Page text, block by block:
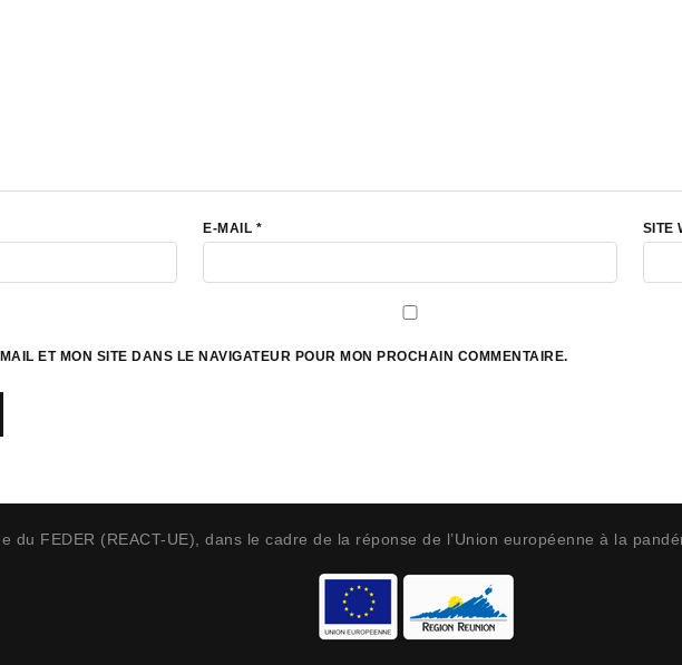
E-MAIL * SITE
ET MON SITE DANS LE NAVIGATEUR POUR MON PROCHAIN COMMENTAIRE.
du FEDER (REACT-UE), dans le cadre de la réponse de l’Union européenne à la